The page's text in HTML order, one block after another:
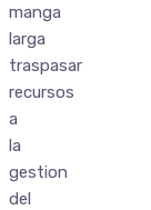
manga
larga
traspasar
recursos
a
la
gestion
del